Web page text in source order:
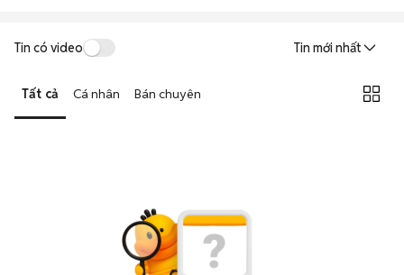
Tin có video Tin mới nhất
Tất cả Cá nhân Bán chuyên